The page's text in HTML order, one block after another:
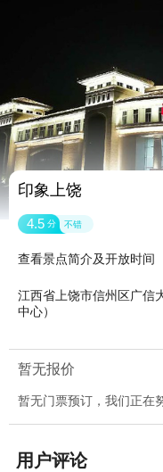
印象上饶
4.5 分 不错
查看景点简介及开放时间
江西省上饶市信州区广信
中心）
暂无报价
暂无门票预订，我们正在
用户评论